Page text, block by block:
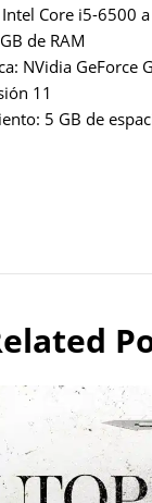
Core i5-6500 a
de RAM
NVidia GeForce
11
5 GB de